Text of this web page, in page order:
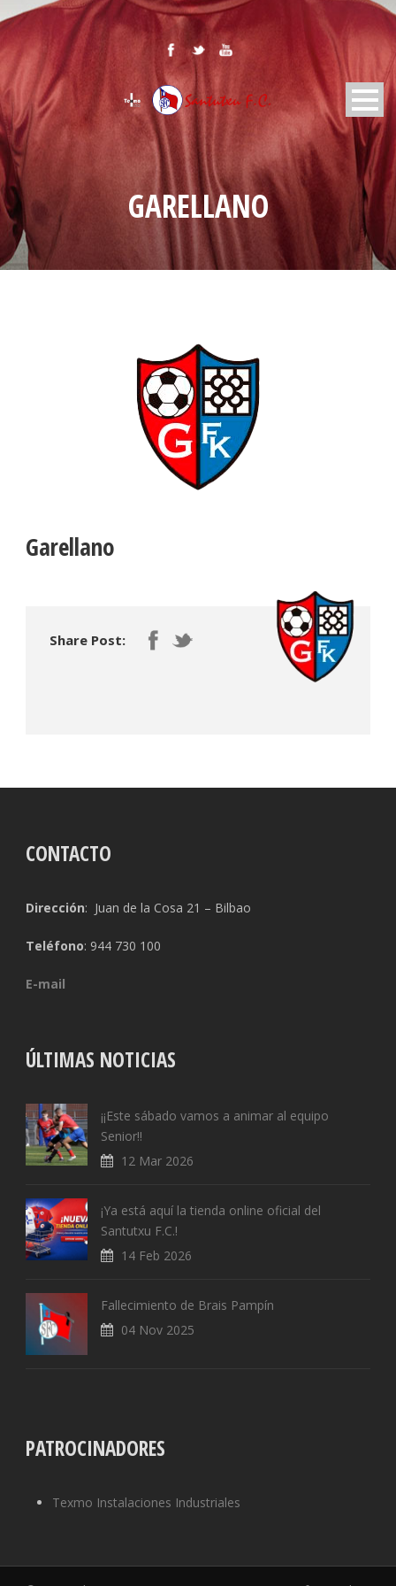
GARELLANO
Garellano
Share Post:
CONTACTO
Dirección: Juan de la Cosa 21 – Bilbao
Teléfono: 944 730 100
E-mail
ÚLTIMAS NOTICIAS
¡¡Este sábado vamos a animar al equipo
Senior!!
12 Mar 2026
¡Ya está aquí la tienda online oficial del
Santutxu F.C.!
14 Feb 2026
Fallecimiento de Brais Pampín
04 Nov 2025
PATROCINADORES
Texmo Instalaciones Industriales